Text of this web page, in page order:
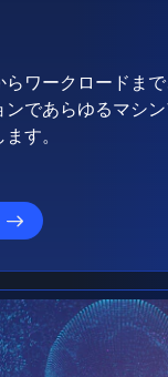
らワークロードま
ンであらゆるマシ
す。